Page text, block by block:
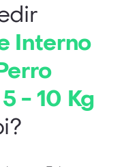
Interno
- 10 Kg